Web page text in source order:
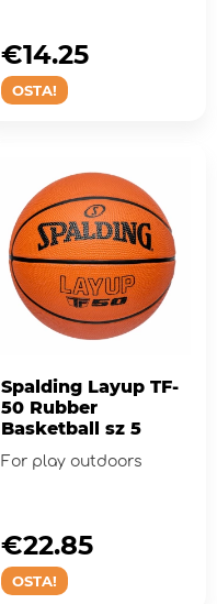
OSTA!
€14.25
Spalding Layup TF-
50 Rubber
Basketball sz 5
For play outdoors
OSTA!
€22.85